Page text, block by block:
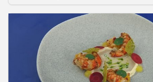
bi kuhali vsak zase, so morali moči
pokazati timsko usklajenost. Ko so
zaupanje in prilagajati svoje ideje, pa
preobrat. V drugem delu izziva so se
nenadoma spremenili v tekmece.